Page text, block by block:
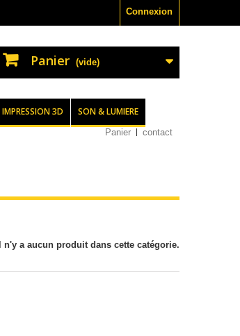
Connexion
Panier (vide)
IMPRESSION 3D SON & LUMIERE
Panier contact
Il n'y a aucun produit dans cette catégorie.